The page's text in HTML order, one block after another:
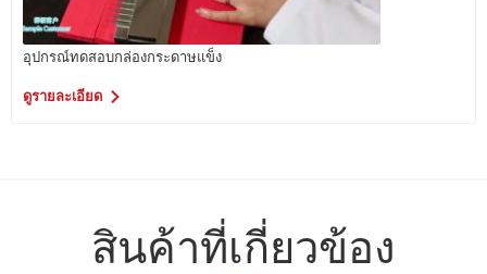
อุปกรณ์ทดสอบกล่องกระดาษแข็ง
ดูรายละเอียด
สินค้าที่เกี่ยวข้อง